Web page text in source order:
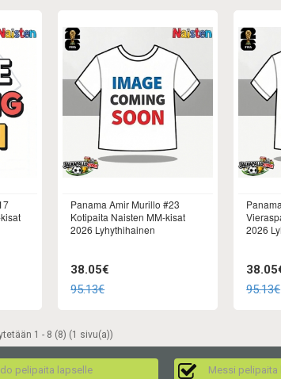
Panama Amir Murillo #23
Kotipaita Naisten MM-kisat
2026 Lyhythihainen
38.05€
95.13€
2026
95.13€
1 - 8 (8) (1 sivu(a))
pelipaita lapselle Messi pelipaita